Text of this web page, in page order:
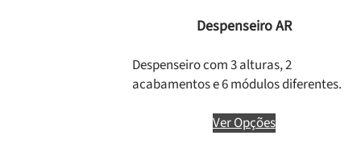
Despenseiro AR
Despenseiro com 3 alturas, 2
acabamentos e 6 módulos diferentes.
Ver Opções